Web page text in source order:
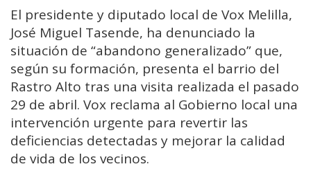
El presidente y diputado local de Vox Melilla,
José Miguel Tasende, ha denunciado la
situación de “abandono generalizado” que,
según su formación, presenta el barrio del
Rastro Alto tras una visita realizada el pasado
29 de abril. Vox reclama al Gobierno local una
intervención urgente para revertir las
deficiencias detectadas y mejorar la calidad
de vida de los vecinos.